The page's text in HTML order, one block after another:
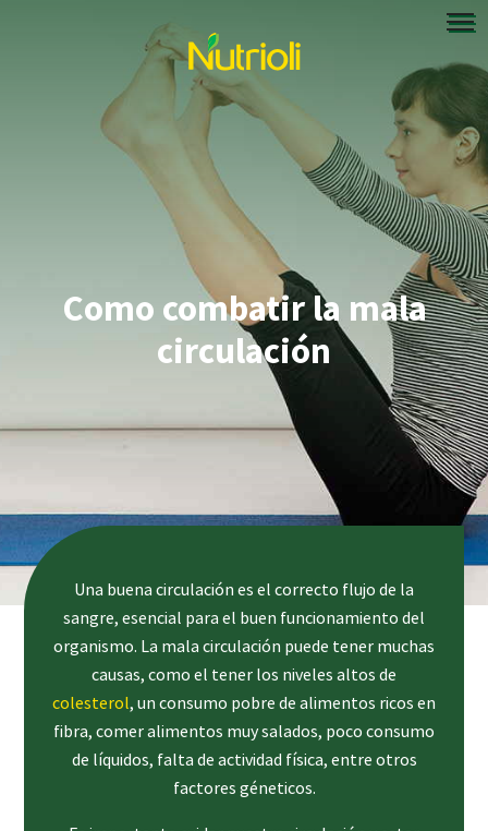
Como combatir la mala
circulación
Una buena circulación es el correcto flujo de la
sangre, esencial para el buen funcionamiento del
organismo. La mala circulación puede tener muchas
causas, como el tener los niveles altos de
colesterol, un consumo pobre de alimentos ricos en
fibra, comer alimentos muy salados, poco consumo
de líquidos, falta de actividad física, entre otros
factores géneticos.